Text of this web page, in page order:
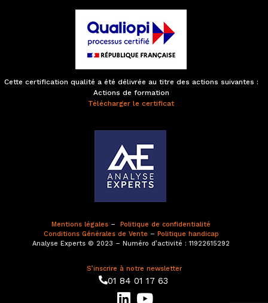
Cette certification qualité a été délivrée au titre des actions suivantes :
Actions de formation
Télécharger le certificat
Mentions légales – Politique de confidentialité
Conditions Générales de Vente – Politique handicap
Analyse Experts © 2023 – Numéro d’activité : 11922615292
S’inscrire à notre newsletter
01 84 01 17 63